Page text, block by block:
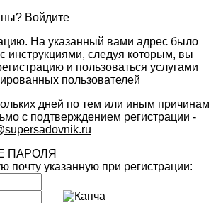
Войдите
На указанный вами адрес было
инструкциями, следуя которым, вы
и пользоваться услугами
пользователей
дней по тем или иным причинам
с подтверждением регистрации -
ПАРОЛЯ
почту указанную при регистрации: